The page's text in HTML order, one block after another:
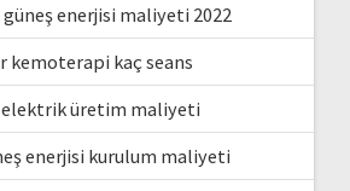
enerjisi maliyeti 2022
kemoterapi kaç seans
elektrik üretim maliyeti
enerjisi kurulum maliyeti